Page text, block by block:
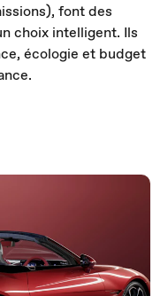
font des
choix intelligent. Ils
écologie et budget